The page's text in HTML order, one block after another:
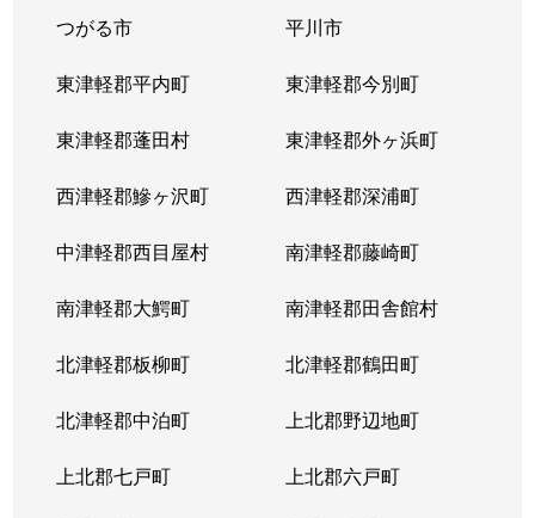
つがる市 平川市
東津軽郡平内町 東津軽郡今別町
東津軽郡蓬田村 東津軽郡外ヶ浜町
西津軽郡鰺ヶ沢町 西津軽郡深浦町
中津軽郡西目屋村 南津軽郡藤崎町
南津軽郡大鰐町 南津軽郡田舎館村
北津軽郡板柳町 北津軽郡鶴田町
北津軽郡中泊町 上北郡野辺地町
上北郡七戸町 上北郡六戸町